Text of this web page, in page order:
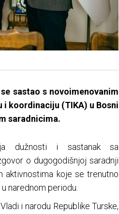
sastao s novoimenovanim
koordinaciju (TIKA) u Bosni
saradnicima.
dužnosti i sastanak sa
o dugogodišnjoj saradnji
aktivnostima koje se trenutno
narednom periodu.
i narodu Republike Turske,